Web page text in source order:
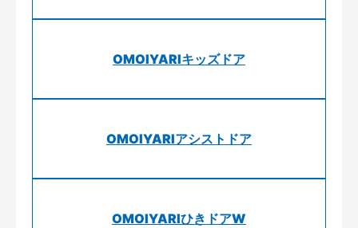
OMOIYARIキッズドア
OMOIYARIアシストドア
OMOIYARIひきドアW